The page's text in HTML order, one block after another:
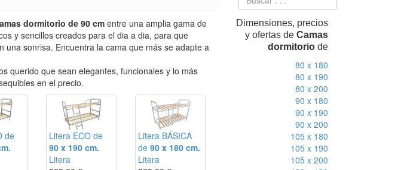
dormitorio de 90 cmentre una amplia gama de
y sencillos creados para el dia a dia, para que
una sonrisa. Encuentra la cama que más se adapte a
querido que sean elegantes, funcionales y lo más
en el precio.
de
Litera ECO de
90 x 190 cm.
Litera
Litera BÁSICA
de 90 x 180 cm.
Litera
Dimensiones, precios
y ofertas de Camas
dormitorio de
80 x 180
80 x 190
80 x 200
90 x 180
90 x 190
90 x 200
105 x 180
105 x 190
105 x 200